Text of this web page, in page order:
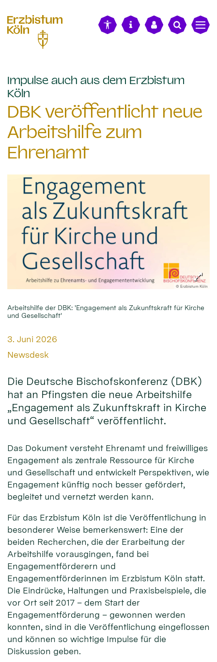
Impulse auch aus dem Erzbistum
Köln
DBK veröffentlicht neue
Arbeitshilfe zum
Ehrenamt
© Erzbistum Köln
Arbeitshilfe der DBK: 'Engagement als Zukunftskraft für Kirche
und Gesellschaft'
Datum:
3. Juni 2026
Von:
Newsdesk
Die Deutsche Bischofskonferenz (DBK)
hat an Pfingsten die neue Arbeitshilfe
„Engagement als Zukunftskraft in Kirche
und Gesellschaft“ veröffentlicht.
Das Dokument versteht Ehrenamt und freiwilliges
Engagement als zentrale Ressource für Kirche
und Gesellschaft und entwickelt Perspektiven, wie
Engagement künftig noch besser gefördert,
begleitet und vernetzt werden kann.
Für das Erzbistum Köln ist die Veröffentlichung in
besonderer Weise bemerkenswert: Eine der
beiden Recherchen, die der Erarbeitung der
Arbeitshilfe vorausgingen, fand bei
Engagementförderern und
Engagementförderinnen im Erzbistum Köln statt.
Die Eindrücke, Haltungen und Praxisbeispiele, die
vor Ort seit 2017 – dem Start der
Engagementförderung – gewonnen werden
konnten, sind in die Veröffentlichung eingeflossen
und können so wichtige Impulse für die
Diskussion geben.